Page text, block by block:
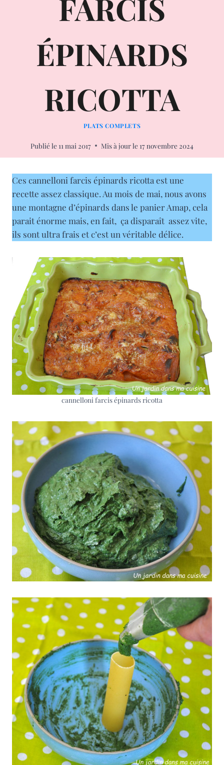
FARCIS
ÉPINARDS
RICOTTA
PLATS COMPLETS
Publié le 11 mai 2017 Mis à jour le 17 novembre 2024
Ces cannelloni farcis épinards ricotta est une
recette assez classique. Au mois de mai, nous avons
une montagne d’épinards dans le panier Amap, cela
parait énorme mais, en fait, ça disparaît assez vite,
ils sont ultra frais et c’est un véritable délice.
cannelloni farcis épinards ricotta